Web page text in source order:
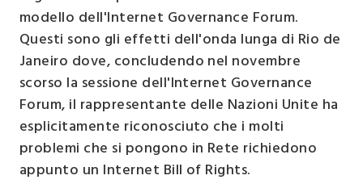
modello dell'Internet Governance Forum.
Questi sono gli effetti dell'onda lunga di Rio de
Janeiro dove, concludendo nel novembre
scorso la sessione dell'Internet Governance
Forum, il rappresentante delle Nazioni Unite ha
esplicitamente riconosciuto che i molti
problemi che si pongono in Rete richiedono
appunto un Internet Bill of Rights.